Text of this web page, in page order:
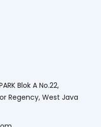
Blok A No.22,
Regency, West Java